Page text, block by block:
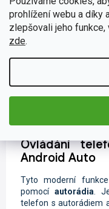
prohlížení webu a díky
zlepšovali jeho
zde.
Bezpečné
Vzhledem k tomu,
Handsfree,můžete
Vaší cesty.
Ovládání
Android Auto
Tyto moderní
pomocíautorádia .
telefon s autorádiem